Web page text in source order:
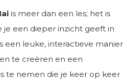
is meer dan een les; het is
je een dieper inzicht geeft in
een leuke, interactieve manier
te creëren en een
te nemen die je keer op keer